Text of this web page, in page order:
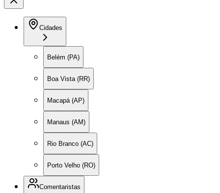
Cidades
Belém (PA)
Boa Vista (RR)
Macapá (AP)
Manaus (AM)
Rio Branco (AC)
Porto Velho (RO)
Comentaristas